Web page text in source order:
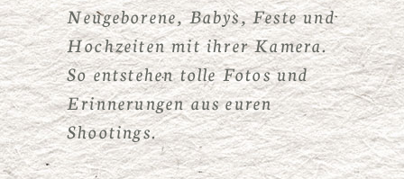
Neugeborene, Babys, Feste und
Hochzeiten mit ihrer Kamera.
So entstehen tolle Fotos und
Erinnerungen aus euren
Shootings.